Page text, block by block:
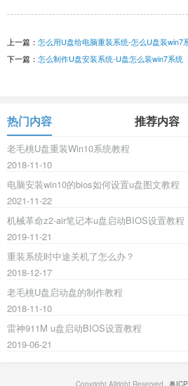
上一篇： 怎么用U盘给电脑重装系统-怎么U盘装win7
下一篇： 怎么制作U盘安装系统-U盘怎么装win7系统
热门内容 推荐内容
老毛桃U盘重装Win10系统教程
2018-11-10
电脑安装win10的bios如何设置u盘图文教程
2021-11-22
机械革命z2-air笔记本u盘启动BIOS设置教程
2019-11-21
重装系统时中途关机了怎么办？
2018-12-17
老毛桃U盘启动盘的制作教程
2018-11-10
雷神911M u盘启动BIOS设置教程
2019-06-21
Copyright Allright Reserved. 粤